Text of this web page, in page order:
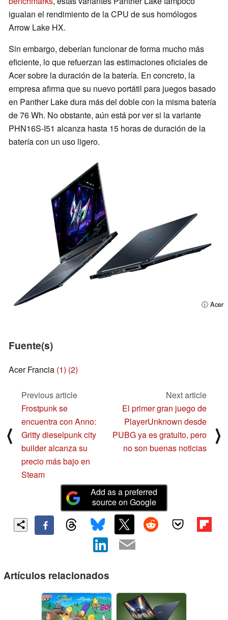
igualan el rendimiento de la CPU de sus homólogos
Arrow Lake HX.
Sin embargo, deberían funcionar de forma mucho más
eficiente, lo que refuerzan las estimaciones oficiales de
Acer sobre la duración de la batería. En concreto, la
empresa afirma que su nuevo portátil para juegos basado
en Panther Lake dura más del doble con la misma batería
de 76 Wh. No obstante, aún está por ver si la variante
PHN16S-I51 alcanza hasta 15 horas de duración de la
batería con un uso ligero.
ⓘ Acer
Fuente(s)
Acer Francia (1) (2)
⟨
Previous article
Frostpunk se
encuentra con Anno:
Gritty dieselpunk city
builder alcanza su
precio más bajo en
Steam
Next article
El primer gran juego de
PlayerUnknown desde
PUBG ya es gratuito, pero
no son buenas noticias
⟩
Add as a preferred
source on Google
Artículos relacionados